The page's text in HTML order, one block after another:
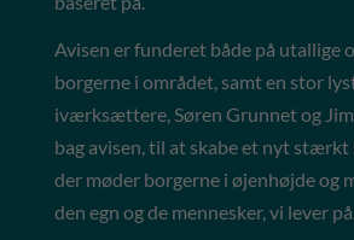
Avisen er funderet både på utallige
borgerne i området, samt en stor
iværksættere, Søren Grunnet og
bag avisen, til at skabe et nyt stærkt
der møder borgerne i øjenhøjde og
den egn og de mennesker, vi lever på.